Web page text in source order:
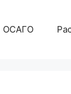
ОСАГО